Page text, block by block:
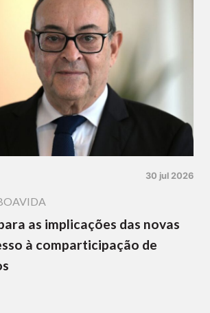
30 jul 2026
as implicações das novas
à comparticipação de